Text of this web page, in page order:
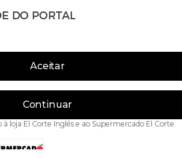
Aceitar
Continuar
à loja El Corte Inglés e ao Supermercado El Corte